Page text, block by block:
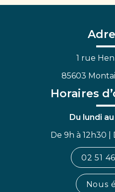
1 rue
85603
Horaires
Du lundi
De 9h à 12h30 |
02 51
Nous